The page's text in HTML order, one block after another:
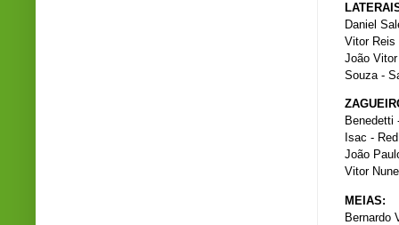
Daniel
Vitor Reis
João
Souza -
Benedetti
Isac -
João
Vitor
MEIAS:
Bernardo